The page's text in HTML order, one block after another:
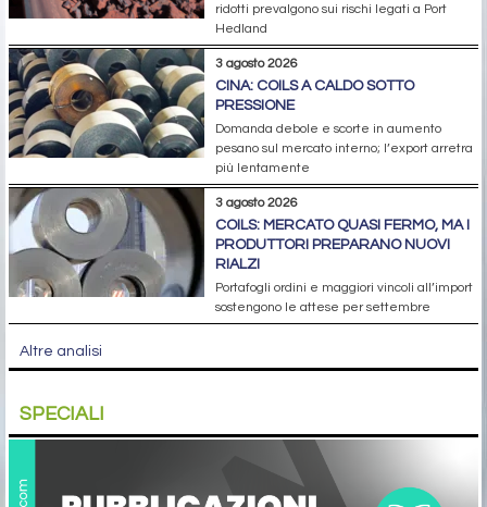
ridotti prevalgono sui rischi legati a Port
Hedland
3 agosto 2026
CINA: COILS A CALDO SOTTO
PRESSIONE
Domanda debole e scorte in aumento
pesano sul mercato interno; l’export arretra
più lentamente
3 agosto 2026
COILS: MERCATO QUASI FERMO, MA I
PRODUTTORI PREPARANO NUOVI
RIALZI
Portafogli ordini e maggiori vincoli all’import
sostengono le attese per settembre
Altre analisi
SPECIALI